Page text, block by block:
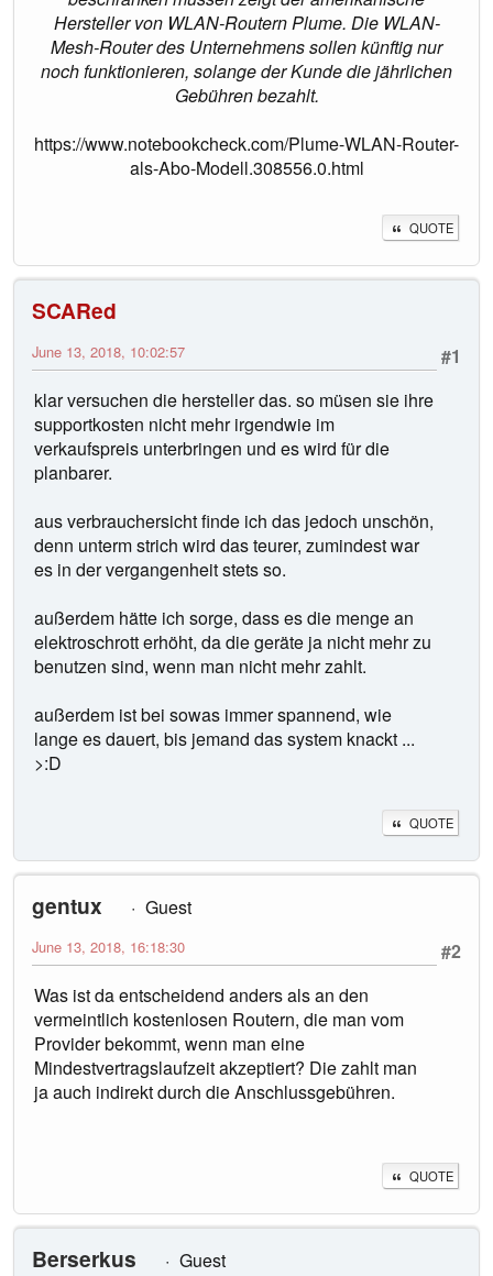
Hersteller von WLAN-Routern Plume. Die WLAN-
Mesh-Router des Unternehmens sollen künftig nur
noch funktionieren, solange der Kunde die jährlichen
Gebühren bezahlt.
https://www.notebookcheck.com/Plume-WLAN-Router-
als-Abo-Modell.308556.0.html
QUOTE
SCARed
#1
June 13, 2018, 10:02:57
klar versuchen die hersteller das. so müsen sie ihre
supportkosten nicht mehr irgendwie im
verkaufspreis unterbringen und es wird für die
planbarer.
aus verbrauchersicht finde ich das jedoch unschön,
denn unterm strich wird das teurer, zumindest war
es in der vergangenheit stets so.
außerdem hätte ich sorge, dass es die menge an
elektroschrott erhöht, da die geräte ja nicht mehr zu
benutzen sind, wenn man nicht mehr zahlt.
außerdem ist bei sowas immer spannend, wie
lange es dauert, bis jemand das system knackt ...
>:D
QUOTE
gentux
Guest
#2
June 13, 2018, 16:18:30
Was ist da entscheidend anders als an den
vermeintlich kostenlosen Routern, die man vom
Provider bekommt, wenn man eine
Mindestvertragslaufzeit akzeptiert? Die zahlt man
ja auch indirekt durch die Anschlussgebühren.
QUOTE
Berserkus
Guest